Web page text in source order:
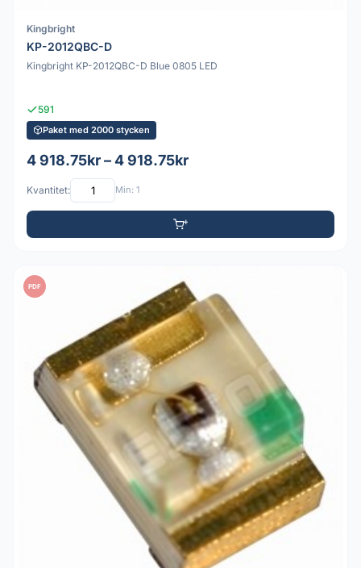
Kingbright
KP-2012QBC-D
Kingbright KP-2012QBC-D Blue 0805 LED
591
Paket med 2000 stycken
4 918.75kr – 4 918.75kr
Kvantitet: Min: 1
PDF